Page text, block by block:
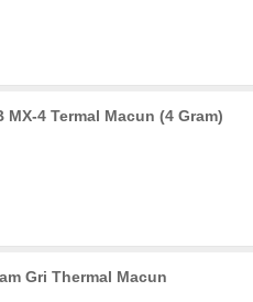
MX-4 Termal Macun (4 Gram)
Gri Thermal Macun